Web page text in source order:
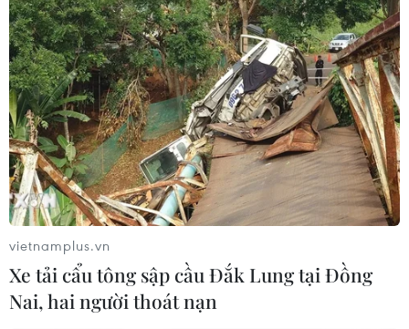
vietnamplus.vn
Xe tải cẩu tông sập cầu Đắk Lung tại Đồng
Nai, hai người thoát nạn